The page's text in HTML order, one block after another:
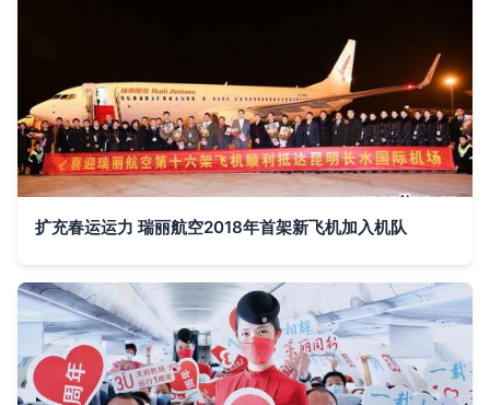
扩充春运运力 瑞丽航空2018年首架新飞机加入机队